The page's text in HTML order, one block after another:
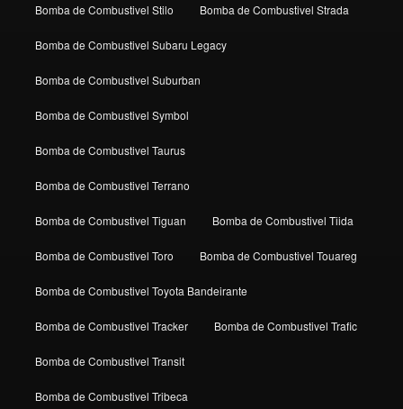
Bomba de Combustivel Stilo Bomba de Combustivel Strada
Bomba de Combustivel Subaru Legacy
Bomba de Combustivel Suburban
Bomba de Combustivel Symbol
Bomba de Combustivel Taurus
Bomba de Combustivel Terrano
Bomba de Combustivel Tiguan Bomba de Combustivel Tiida
Bomba de Combustivel Toro Bomba de Combustivel Touareg
Bomba de Combustivel Toyota Bandeirante
Bomba de Combustivel Tracker Bomba de Combustivel Trafic
Bomba de Combustivel Transit
Bomba de Combustivel Tribeca